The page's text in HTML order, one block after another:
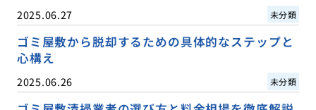
2025.06.27 未分類
ゴミ屋敷から脱却するための具体的なステップと
心構え
2025.06.26 未分類